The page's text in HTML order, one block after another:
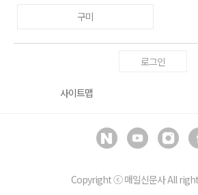
구미
로그인
사이트맵
Copyright ⓒ매일신문사All